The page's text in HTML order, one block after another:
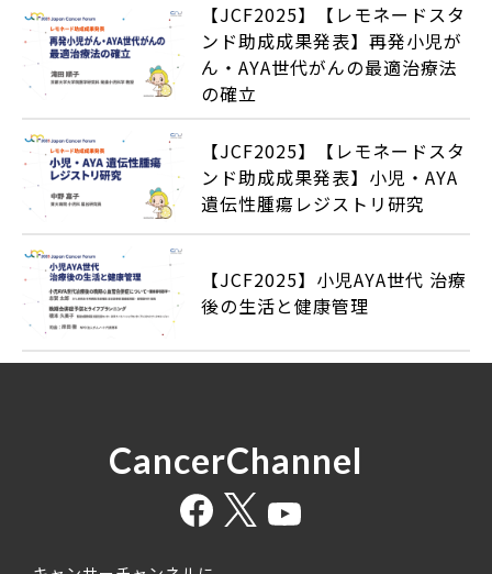
【JCF2025】【レモネードスタ
ンド助成成果発表】再発小児が
ん・AYA世代がんの最適治療法
の確立
【JCF2025】【レモネードスタ
ンド助成成果発表】小児・AYA
遺伝性腫瘍レジストリ研究
【JCF2025】小児AYA世代 治療
後の生活と健康管理
CancerChannel